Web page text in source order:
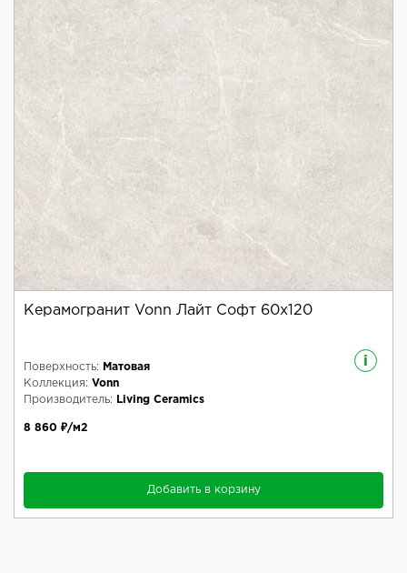
Керамогранит Vonn Лайт Софт 60x120
i
Поверхность:
Матовая
Коллекция: Vonn
Производитель:
Living Ceramics
8 860 ₽/м2
Добавить в корзину